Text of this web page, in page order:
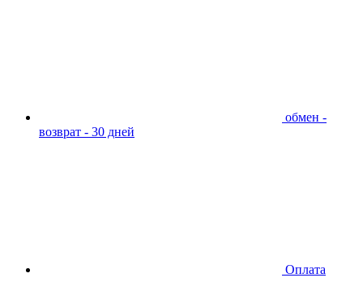
обмен -
возврат - 30 дней
Оплата